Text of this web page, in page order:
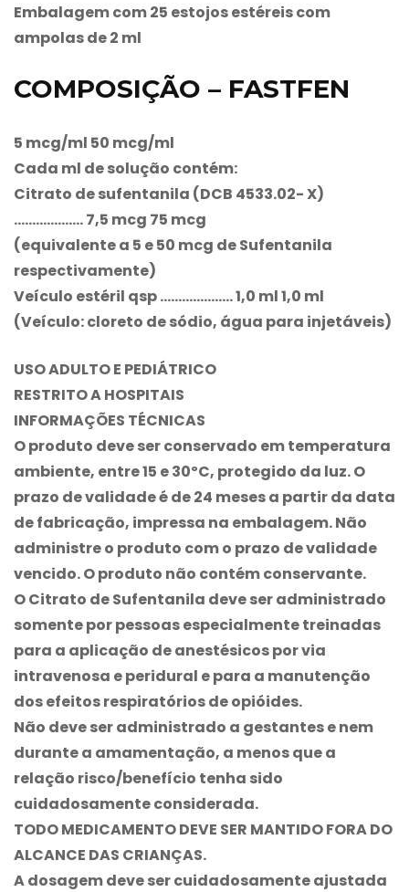
Embalagem com 25 estojos estéreis com
ampolas de 2 ml
COMPOSIÇÃO – FASTFEN
5 mcg/ml 50 mcg/ml
Cada ml de solução contém:
Citrato de sufentanila (DCB 4533.02- X)
………………. 7,5 mcg 75 mcg
(equivalente a 5 e 50 mcg de Sufentanila
respectivamente)
Veículo estéril qsp ……………….. 1,0 ml 1,0 ml
(Veículo: cloreto de sódio, água para injetáveis)
USO ADULTO E PEDIÁTRICO
RESTRITO A HOSPITAIS
INFORMAÇÕES TÉCNICAS
O produto deve ser conservado em temperatura
ambiente, entre 15 e 30ºC, protegido da luz. O
prazo de validade é de 24 meses a partir da data
de fabricação, impressa na embalagem. Não
administre o produto com o prazo de validade
vencido. O produto não contém conservante.
O Citrato de Sufentanila deve ser administrado
somente por pessoas especialmente treinadas
para a aplicação de anestésicos por via
intravenosa e peridural e para a manutenção
dos efeitos respiratórios de opióides.
Não deve ser administrado a gestantes e nem
durante a amamentação, a menos que a
relação risco/benefício tenha sido
cuidadosamente considerada.
TODO MEDICAMENTO DEVE SER MANTIDO FORA DO
ALCANCE DAS CRIANÇAS.
A dosagem deve ser cuidadosamente ajustada